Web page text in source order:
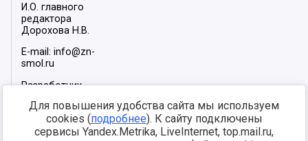
И.О. главного
редактора
Дорохова Н.В.
E-mail: info@zn-
smol.ru
Разработчик
2026
Мы в социальных
Для повышения удобства сайта мы используем
cookies (подробнее). К сайту подключены
сервисы Yandex.Metrika, LiveInternet, top.mail.ru,